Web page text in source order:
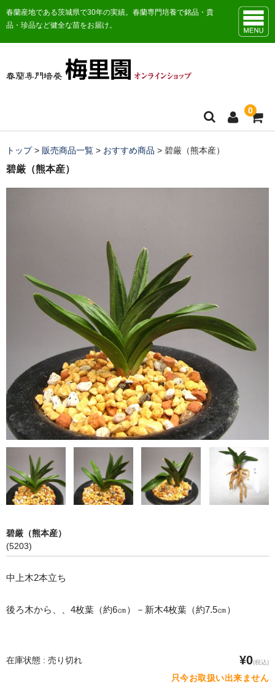
春蘭産地である茨城県で30年の実績。春蘭専門培養で銘品・貴
品・珍品など健全な苗をお届け。
0
トップ
お知らせ
日本春蘭柄物
韓国春蘭花物
韓国春蘭柄物
鉢（黒楽鉢・錦鉢）
園芸資材
サンプル品
ショップ案内
注文ガイド/支払方法
Instagram
トップ> 販売商品一覧 > おすすめ商品 > 碧厳（熊本産）
碧厳（熊本産）
碧厳（熊本産）
(5203)
中上木2本立ち
後ろ木から、、4枚葉（約6㎝）－新木4枚葉（約7.5㎝）
在庫状態 : 売り切れ ¥0(税込)
只今お取扱い出来ません